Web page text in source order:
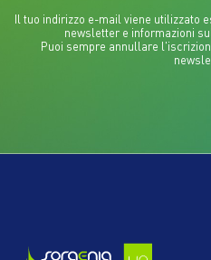
Il tuo indirizzo e-mail viene utilizzato
newsletter e informazioni
Puoi sempre annullare